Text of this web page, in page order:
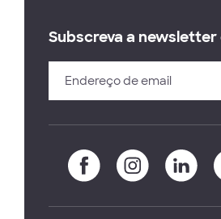
Subscreva a newsletter